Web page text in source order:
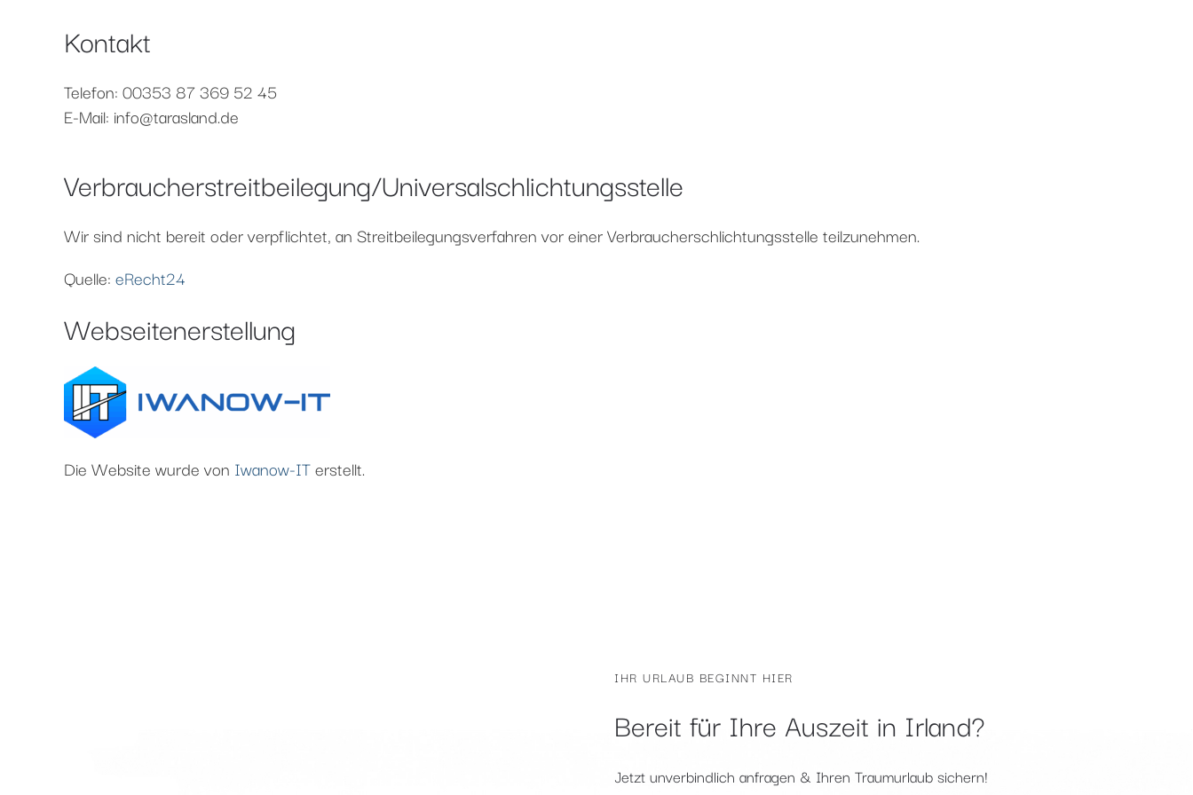
Kontakt
Telefon: 00353 87 369 52 45
E-Mail: info@tarasland.de
Verbraucher­streit­beilegung/Universal­schlichtungs­stelle
Wir sind nicht bereit oder verpflichtet, an Streitbeilegungsverfahren vor einer Verbraucherschlichtungsstelle teilzunehmen.
Quelle: eRecht24
Webseitenerstellung
Die Website wurde von Iwanow-ITerstellt.
IHR URLAUB BEGINNT HIER
Bereit für Ihre Auszeit in Irland?
Jetzt unverbindlich anfragen & Ihren Traumurlaub sichern!